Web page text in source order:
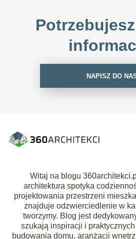
NAPISZ DO
Witaj na blogu
architektura spotyka
projektowania przestrzeni
znajduje odzwierciedlenie w
tworzymy. Blog jest
szukają inspiracji i
budowania domu, aranżacji